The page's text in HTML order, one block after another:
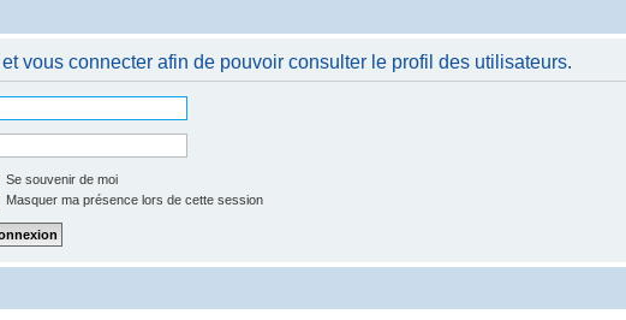
vous connecter afin de pouvoir consulter le profil des utilisateurs.
Se souvenir de moi
Masquer ma présence lors de cette session